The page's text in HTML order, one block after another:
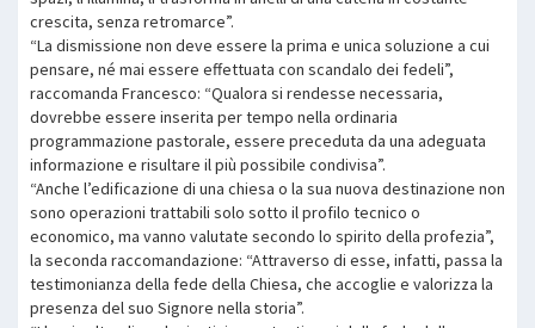
crescita, senza retromarce”.
“La dismissione non deve essere la prima e unica soluzione a cui
pensare, né mai essere effettuata con scandalo dei fedeli”,
raccomanda Francesco: “Qualora si rendesse necessaria,
dovrebbe essere inserita per tempo nella ordinaria
programmazione pastorale, essere preceduta da una adeguata
informazione e risultare il più possibile condivisa”.
“Anche l’edificazione di una chiesa o la sua nuova destinazione non
sono operazioni trattabili solo sotto il profilo tecnico o
economico, ma vanno valutate secondo lo spirito della profezia”,
la seconda raccomandazione: “Attraverso di esse, infatti, passa la
testimonianza della fede della Chiesa, che accoglie e valorizza la
presenza del suo Signore nella storia”.